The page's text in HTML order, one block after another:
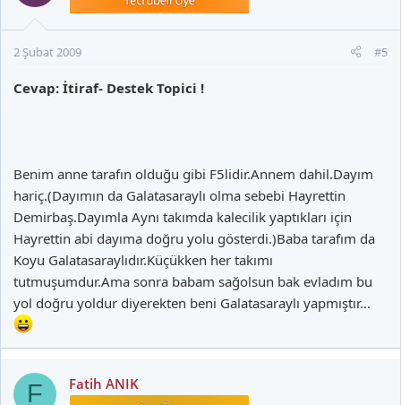
2 Şubat 2009 #5
Cevap: İtiraf- Destek Topici !
Benim anne tarafın olduğu gibi F5lidir.Annem dahil.Dayım
hariç.(Dayımın da Galatasaraylı olma sebebi Hayrettin
Demirbaş.Dayımla Aynı takımda kalecilik yaptıkları için
Hayrettin abi dayıma doğru yolu gösterdi.)Baba tarafım da
Koyu Galatasaraylıdır.Küçükken her takımı
tutmuşumdur.Ama sonra babam sağolsun bak evladım bu
yol doğru yoldur diyerekten beni Galatasaraylı yapmıştır...
F Fatih ANIK